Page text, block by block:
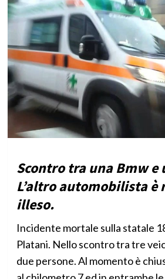
Scontro tra una Bmw e
L’altro automobilista è
illeso.
Incidente mortale sulla statale
Platani. Nello scontro tra tre
due persone. Al momento è